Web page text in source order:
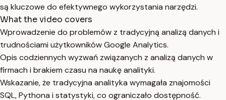
są kluczowe do efektywnego wykorzystania narzędzi.
What the video covers
Wprowadzenie do problemów z tradycyjną analizą danych i
trudnościami użytkowników Google Analytics.
Opis codziennych wyzwań związanych z analizą danych w
firmach i brakiem czasu na naukę analityki.
Wskazanie, że tradycyjna analityka wymagała znajomości
SQL, Pythona i statystyki, co ograniczało dostępność.